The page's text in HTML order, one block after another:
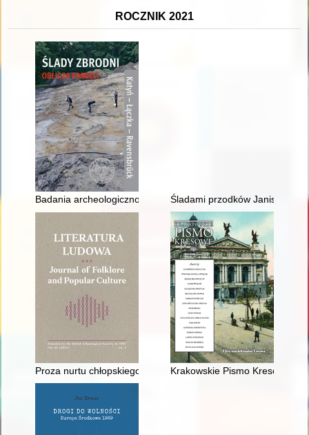
ROCZNIK 2021
Badania archeologiczno-ekshumacyjne mogił polskich
Śladami przodków
Proza nurtu chłopskiego wobec hegemonicznego dyskursu
Krakowskie Pismo Kresowe.